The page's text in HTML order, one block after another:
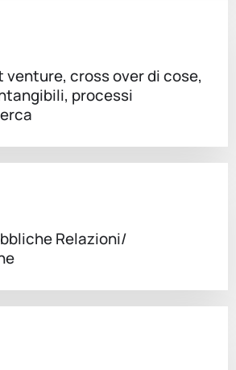
cross over di cose,
processi
Relazioni/